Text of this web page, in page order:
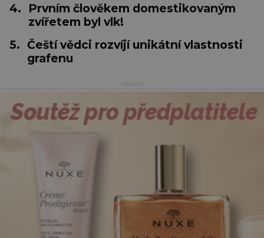
4.
Prvním člověkem domestikovaným
zvířetem byl vlk!
5. Čeští vědci rozvíjí unikátní vlastnosti
grafenu